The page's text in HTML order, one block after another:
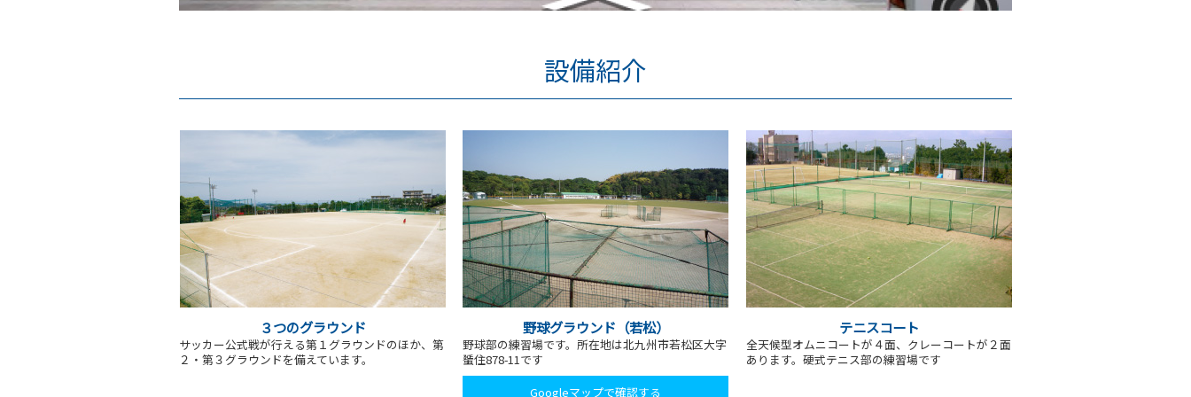
設備紹介
３つのグラウンド
サッカー公式戦が行える第１グラウンドのほか、第
２・第３グラウンドを備えています。
野球グラウンド（若松）
野球部の練習場です。所在地は北九州市若松区大字
蜑住878-11です
Googleマップで確認する
テニスコート
全天候型オムニコートが４面、クレーコートが２面
あります。硬式テニス部の練習場です